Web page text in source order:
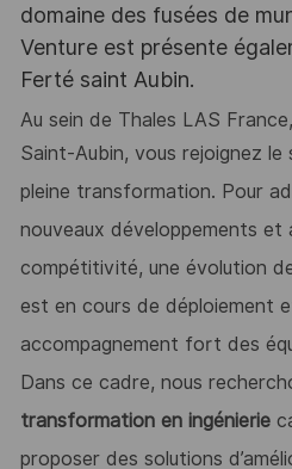
domaine des fusées de
Venture est présente
Ferté saint Aubin.
Au sein de Thales LAS
Saint-Aubin, vous rejoignez le
pleine transformation. Pour
nouveaux développements et
compétitivité, une évolution
est en cours de déploiement
accompagnement fort des
Dans ce cadre, nous
transformation en ingénierie
proposer des solutions